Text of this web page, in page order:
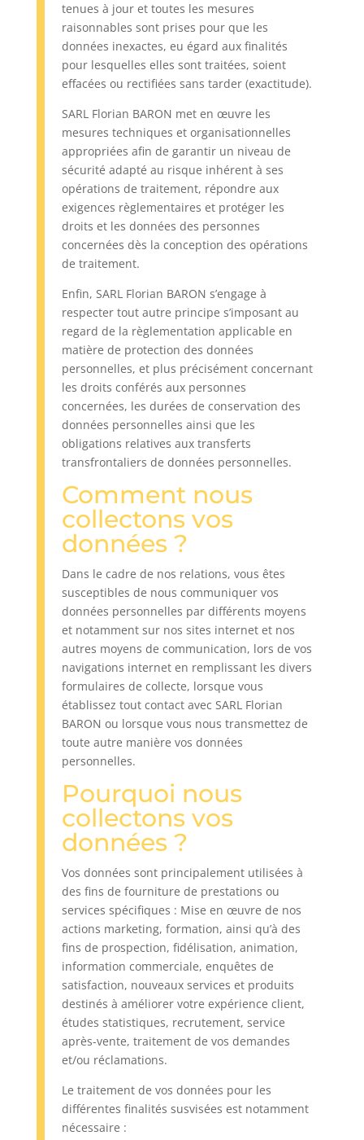
tenues à jour et toutes les mesures
raisonnables sont prises pour que les
données inexactes, eu égard aux finalités
pour lesquelles elles sont traitées, soient
effacées ou rectifiées sans tarder (exactitude).
SARL Florian BARON met en œuvre les
mesures techniques et organisationnelles
appropriées afin de garantir un niveau de
sécurité adapté au risque inhérent à ses
opérations de traitement, répondre aux
exigences règlementaires et protéger les
droits et les données des personnes
concernées dès la conception des opérations
de traitement.
Enfin, SARL Florian BARON s’engage à
respecter tout autre principe s’imposant au
regard de la règlementation applicable en
matière de protection des données
personnelles, et plus précisément concernant
les droits conférés aux personnes
concernées, les durées de conservation des
données personnelles ainsi que les
obligations relatives aux transferts
transfrontaliers de données personnelles.
Comment nous
collectons vos
données ?
Dans le cadre de nos relations, vous êtes
susceptibles de nous communiquer vos
données personnelles par différents moyens
et notamment sur nos sites internet et nos
autres moyens de communication, lors de vos
navigations internet en remplissant les divers
formulaires de collecte, lorsque vous
établissez tout contact avec SARL Florian
BARON ou lorsque vous nous transmettez de
toute autre manière vos données
personnelles.
Pourquoi nous
collectons vos
données ?
Vos données sont principalement utilisées à
des fins de fourniture de prestations ou
services spécifiques : Mise en œuvre de nos
actions marketing, formation, ainsi qu’à des
fins de prospection, fidélisation, animation,
information commerciale, enquêtes de
satisfaction, nouveaux services et produits
destinés à améliorer votre expérience client,
études statistiques, recrutement, service
après-vente, traitement de vos demandes
et/ou réclamations.
Le traitement de vos données pour les
différentes finalités susvisées est notamment
nécessaire :